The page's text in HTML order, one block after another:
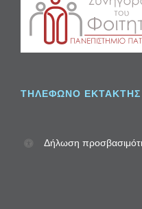
ΤΗΛΈΦΩΝΟ ΈΚΤΑΚΤΗΣ
Δήλωση